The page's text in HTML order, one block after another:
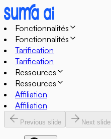
Fonctionnalités
Fonctionnalités
Tarification
Tarification
Ressources
Ressources
Affiliation
Affiliation
Previous slide Next slide